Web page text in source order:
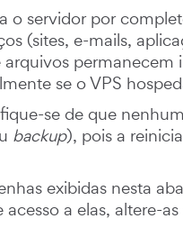
o servidor por
(sites, e-mails,
se o VPS
se de que
backup), pois a
exibidas nesta
a elas, altere-